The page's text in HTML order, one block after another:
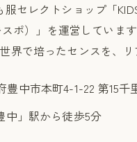
セレクトショップ「
ポ）」を運営してい
界で培ったセンスを、
豊中市本町4-1-22 第15千
中」駅から徒歩5分